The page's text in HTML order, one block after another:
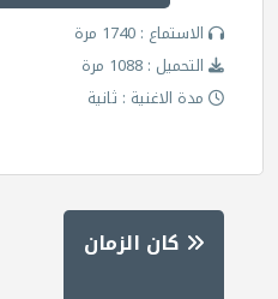
الاستماع : 1740 مرة
التحميل : 1088 مرة
مدة الاغنية : ثانية
كان الزمان